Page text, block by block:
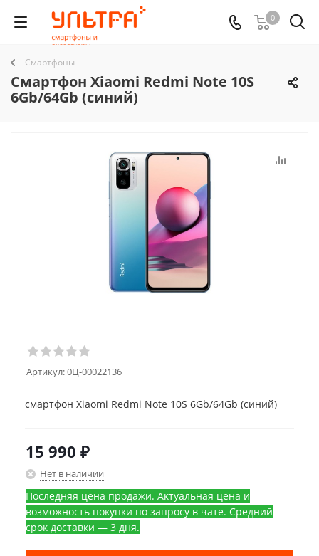
0
Смартфоны
Смартфон Xiaomi Redmi Note 10S
6Gb/64Gb (синий)
Артикул:0Ц-00022136
смартфон Xiaomi Redmi Note 10S 6Gb/64Gb (синий)
15 990 ₽
Нет в наличии
Последняя цена продажи. Актуальная цена и
возможность покупки по запросу в чате. Средний
срок доставки — 3 дня.